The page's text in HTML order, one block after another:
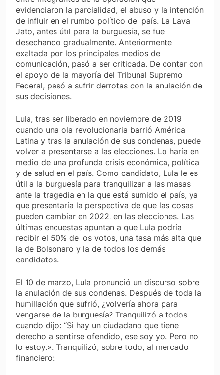
evidenciaron la parcialidad, el abuso y la intención
de influir en el rumbo político del país. La Lava
Jato, antes útil para la burguesía, se fue
desechando gradualmente. Anteriormente
exaltada por los principales medios de
comunicación, pasó a ser criticada. De contar con
el apoyo de la mayoría del Tribunal Supremo
Federal, pasó a sufrir derrotas con la anulación de
sus decisiones.
Lula, tras ser liberado en noviembre de 2019
cuando una ola revolucionaria barrió América
Latina y tras la anulación de sus condenas, puede
volver a presentarse a las elecciones. Lo haría en
medio de una profunda crisis económica, política
y de salud en el país. Como candidato, Lula le es
útil a la burguesía para tranquilizar a las masas
ante la tragedia en la que está sumido el país, ya
que presentaría la perspectiva de que las cosas
pueden cambiar en 2022, en las elecciones. Las
últimas encuestas apuntan a que Lula podría
recibir el 50% de los votos, una tasa más alta que
la de Bolsonaro y la de todos los demás
candidatos.
El 10 de marzo, Lula pronunció un discurso sobre
la anulación de sus condenas. Después de toda la
humillación que sufrió, ¿volvería ahora para
vengarse de la burguesía? Tranquilizó a todos
cuando dijo: “Si hay un ciudadano que tiene
derecho a sentirse ofendido, ese soy yo. Pero no
lo estoy.». Tranquilizó, sobre todo, al mercado
financiero: